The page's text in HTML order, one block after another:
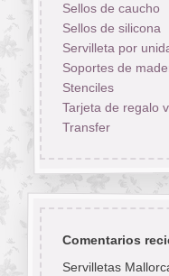
Sellos de caucho
Sellos de silicona
Servilleta por
Soportes de
Stenciles
Tarjeta de regalo
Transfer
Comentarios
Servilletas